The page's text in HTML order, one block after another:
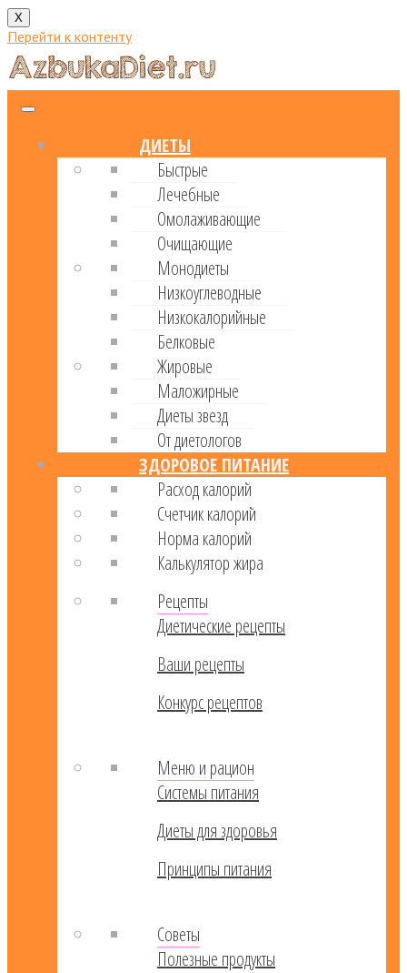
X
Перейти к контенту
ДИЕТЫ
Быстрые
Лечебные
Омолаживающие
Очищающие
Монодиеты
Низкоуглеводные
Низкокалорийные
Белковые
Жировые
Маложирные
Диеты звезд
От диетологов
ЗДОРОВОЕ ПИТАНИЕ
Расход калорий
Cчетчик калорий
Норма калорий
Калькулятор жира
Рецепты
Диетические рецепты
Ваши рецепты
Конкурс рецептов
Меню и рацион
Системы питания
Диеты для здоровья
Принципы питания
Советы
Полезные продукты